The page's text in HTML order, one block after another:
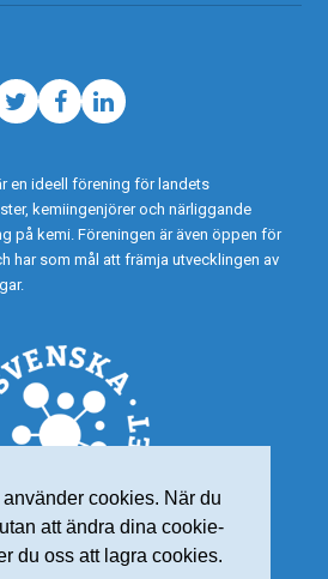
cookies. När du
att ändra dina cookie-
du oss att lagra cookies.
TwitterFacebook
LinkedIn
en ideell förening för landets
kemiingenjörer och närliggande
på kemi. Föreningen är även öppen för
har som mål att främja utvecklingen av